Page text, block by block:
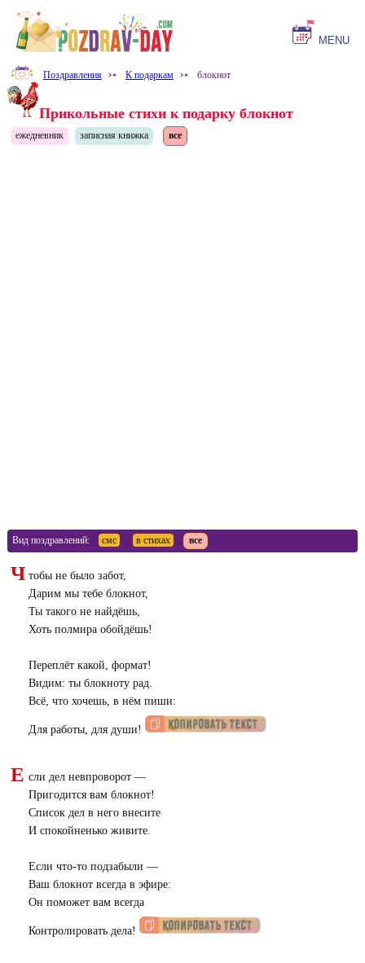
MENU
Поздравления ⤐ К подаркам ⤐ блокнот
Прикольные стихи к подарку блокнот
ежедневник записная книжка все
Вид поздравлений: смс в стихах все
Ч тобы не было забот,
Дарим мы тебе блокнот,
Ты такого не найдёшь,
Хоть полмира обойдёшь!
Переплёт какой, формат!
Видим: ты блокноту рад.
Всё, что хочешь, в нём пиши:
Для работы, для души!
Е сли дел невпроворот —
Пригодится вам блокнот!
Список дел в него внесите
И спокойненько живите.
Если что-то подзабыли —
Ваш блокнот всегда в эфире:
Он поможет вам всегда
Контролировать дела!